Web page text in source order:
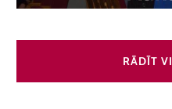
RĀDĪT